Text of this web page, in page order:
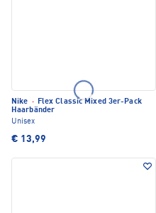
Nike · Flex Classic Mixed 3er-Pack
Haarbänder
Unisex
€ 13,99